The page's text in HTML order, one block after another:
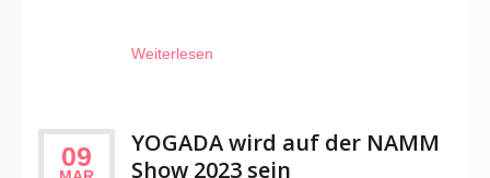
Weiterlesen
09
YOGADA wird auf der NAMM
Show 2023 sein